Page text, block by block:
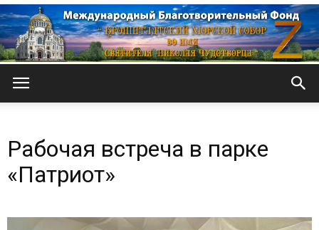
Морской
собор
Рабочая встреча в парке
«Патриот»